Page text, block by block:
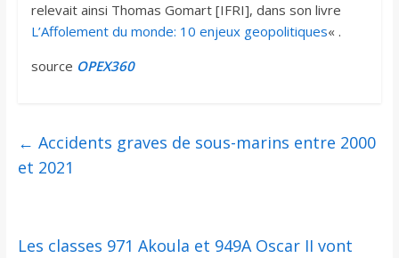
relevait ainsi Thomas Gomart [IFRI], dans son livre
L’Affolement du monde: 10 enjeux geopolitiques« .
source OPEX360
← Accidents graves de sous-marins entre 2000
et 2021
Les classes 971 Akoula et 949A Oscar II vont